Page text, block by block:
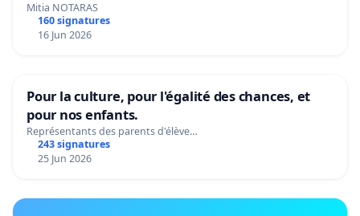
Mitia NOTARAS
160 signatures
16 Jun 2026
Pour la culture, pour l'égalité des chances, et
pour nos enfants.
Représentants des parents d'élève…
243 signatures
25 Jun 2026